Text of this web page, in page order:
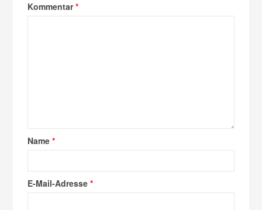
Kommentar*
Name*
E-Mail-Adresse*